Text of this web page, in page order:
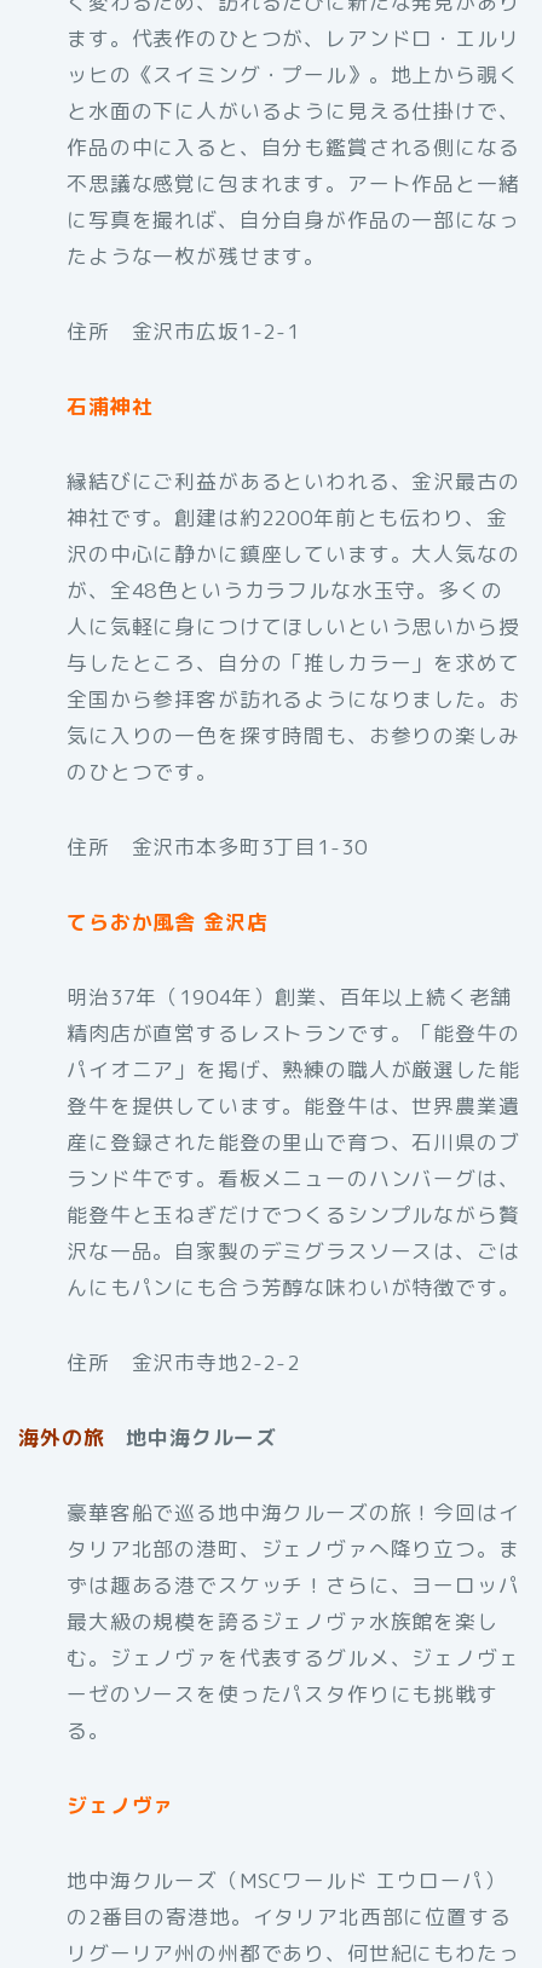
ます。代表作のひとつが、レアンドロ・エルリ
ッヒの《スイミング・プール》。地上から覗く
と水面の下に人がいるように見える仕掛けで、
作品の中に入ると、自分も鑑賞される側になる
不思議な感覚に包まれます。アート作品と一緒
に写真を撮れば、自分自身が作品の一部になっ
たような一枚が残せます。
住所 金沢市広坂1-2-1
石浦神社
縁結びにご利益があるといわれる、金沢最古の
神社です。創建は約2200年前とも伝わり、金
沢の中心に静かに鎮座しています。大人気なの
が、全48色というカラフルな水玉守。多くの
人に気軽に身につけてほしいという思いから授
与したところ、自分の「推しカラー」を求めて
全国から参拝客が訪れるようになりました。お
気に入りの一色を探す時間も、お参りの楽しみ
のひとつです。
住所 金沢市本多町3丁目1-30
てらおか風舎 金沢店
明治37年（1904年）創業、百年以上続く老舗
精肉店が直営するレストランです。「能登牛の
パイオニア」を掲げ、熟練の職人が厳選した能
登牛を提供しています。能登牛は、世界農業遺
産に登録された能登の里山で育つ、石川県のブ
ランド牛です。看板メニューのハンバーグは、
能登牛と玉ねぎだけでつくるシンプルながら贅
沢な一品。自家製のデミグラスソースは、ごは
んにもパンにも合う芳醇な味わいが特徴です。
住所 金沢市寺地2-2-2
海外の旅 地中海クルーズ
豪華客船で巡る地中海クルーズの旅！今回はイ
タリア北部の港町、ジェノヴァへ降り立つ。ま
ずは趣ある港でスケッチ！さらに、ヨーロッパ
最大級の規模を誇るジェノヴァ水族館を楽し
む。ジェノヴァを代表するグルメ、ジェノヴェ
ーゼのソースを使ったパスタ作りにも挑戦す
る。
ジェノヴァ
地中海クルーズ（MSCワールド エウローパ）
の2番目の寄港地。イタリア北西部に位置する
リグーリア州の州都であり、何世紀にもわたっ